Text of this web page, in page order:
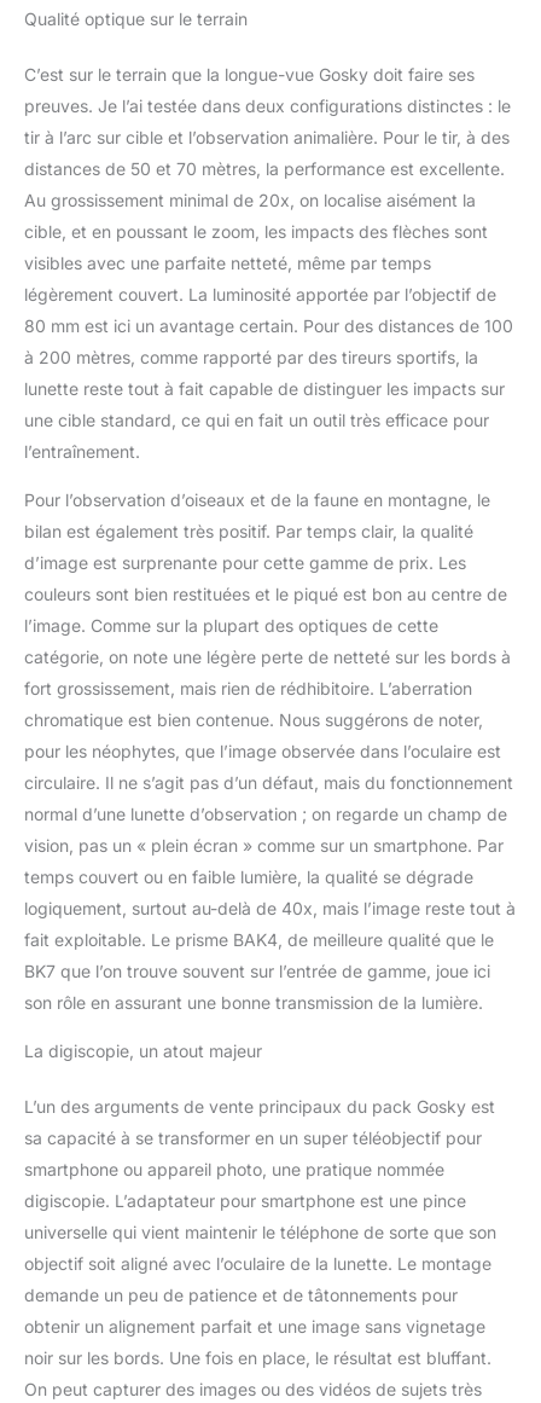
Qualité optique sur le terrain
C’est sur le terrain que la longue-vue Gosky doit faire ses
preuves. Je l’ai testée dans deux configurations distinctes : le
tir à l’arc sur cible et l’observation animalière. Pour le tir, à des
distances de 50 et 70 mètres, la performance est excellente.
Au grossissement minimal de 20x, on localise aisément la
cible, et en poussant le zoom, les impacts des flèches sont
visibles avec une parfaite netteté, même par temps
légèrement couvert. La luminosité apportée par l’objectif de
80 mm est ici un avantage certain. Pour des distances de 100
à 200 mètres, comme rapporté par des tireurs sportifs, la
lunette reste tout à fait capable de distinguer les impacts sur
une cible standard, ce qui en fait un outil très efficace pour
l’entraînement.
Pour l’observation d’oiseaux et de la faune en montagne, le
bilan est également très positif. Par temps clair, la qualité
d’image est surprenante pour cette gamme de prix. Les
couleurs sont bien restituées et le piqué est bon au centre de
l’image. Comme sur la plupart des optiques de cette
catégorie, on note une légère perte de netteté sur les bords à
fort grossissement, mais rien de rédhibitoire. L’aberration
chromatique est bien contenue. Nous suggérons de noter,
pour les néophytes, que l’image observée dans l’oculaire est
circulaire. Il ne s’agit pas d’un défaut, mais du fonctionnement
normal d’une lunette d’observation ; on regarde un champ de
vision, pas un « plein écran » comme sur un smartphone. Par
temps couvert ou en faible lumière, la qualité se dégrade
logiquement, surtout au-delà de 40x, mais l’image reste tout à
fait exploitable. Le prisme BAK4, de meilleure qualité que le
BK7 que l’on trouve souvent sur l’entrée de gamme, joue ici
son rôle en assurant une bonne transmission de la lumière.
La digiscopie, un atout majeur
L’un des arguments de vente principaux du pack Gosky est
sa capacité à se transformer en un super téléobjectif pour
smartphone ou appareil photo, une pratique nommée
digiscopie. L’adaptateur pour smartphone est une pince
universelle qui vient maintenir le téléphone de sorte que son
objectif soit aligné avec l’oculaire de la lunette. Le montage
demande un peu de patience et de tâtonnements pour
obtenir un alignement parfait et une image sans vignetage
noir sur les bords. Une fois en place, le résultat est bluffant.
On peut capturer des images ou des vidéos de sujets très